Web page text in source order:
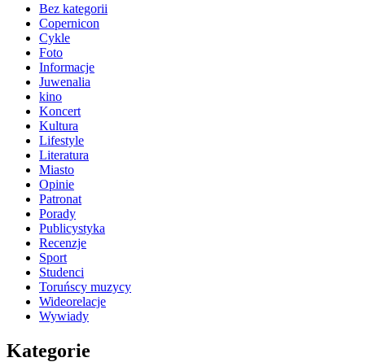
Bez kategorii
Copernicon
Cykle
Foto
Informacje
Juwenalia
kino
Koncert
Kultura
Lifestyle
Literatura
Miasto
Opinie
Patronat
Porady
Publicystyka
Recenzje
Sport
Studenci
Toruńscy muzycy
Wideorelacje
Wywiady
Kategorie